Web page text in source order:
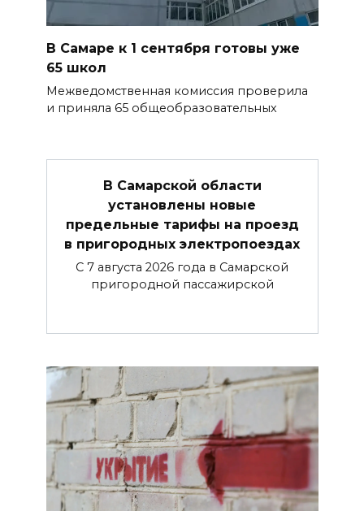
В Самаре к 1 сентября готовы уже
65 школ
Межведомственная комиссия проверила
и приняла 65 общеобразовательных
В Самарской области
установлены новые
предельные тарифы на проезд
в пригородных электропоездах
С 7 августа 2026 года в Самарской
пригородной пассажирской